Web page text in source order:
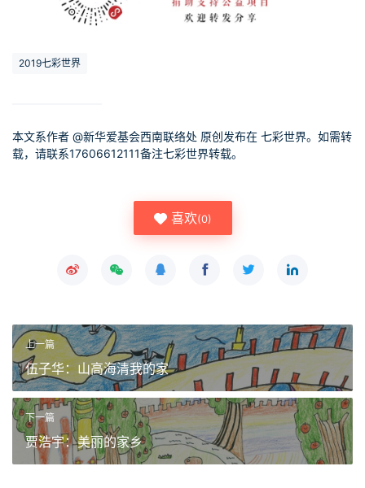
2019七彩世界
本文系作者 @新华爱基会西南联络处 原创发布在 七彩世界。如需转
载，请联系17606612111备注七彩世界转载。
喜欢(0)
上一篇
伍子华：山高海清我的家
下一篇
贾浩宇：美丽的家乡